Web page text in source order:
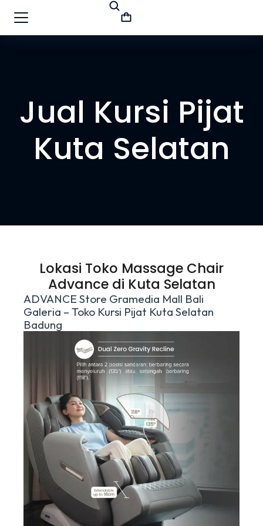
Jual Kursi Pijat
Kuta Selatan
Lokasi Toko Massage Chair
Advance di Kuta Selatan
ADVANCE Store Gramedia Mall Bali
Galeria – Toko Kursi Pijat Kuta Selatan
Badung